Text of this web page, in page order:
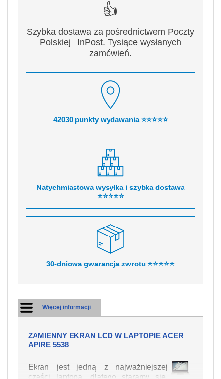
👍
Szybka dostawa za pośrednictwem Poczty
Polskiej i InPost. Tysiące wysłanych
zamówień.
42030 punkty wydawania ⭐⭐⭐⭐⭐
Natychmiastowa wysyłka i szybka dostawa
⭐⭐⭐⭐⭐
30-dniowa gwarancja zwrotu ⭐⭐⭐⭐⭐
Więcej informacji
ZAMIENNY EKRAN LCD W LAPTOPIE ACER
APIRE 5538
Ekran jest jedną z najważniejszej
części laptopa, dlatego staramy się,